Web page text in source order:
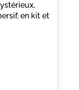
en kit et